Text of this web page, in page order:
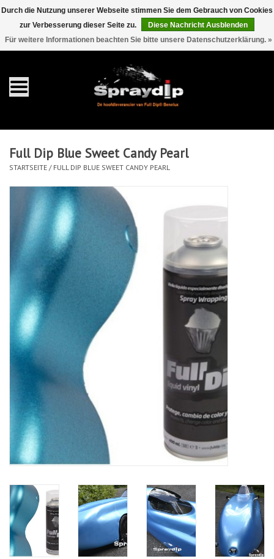
EUR 0 Artikel - €0,00
Gallonen
Sprays
Sets
Zubehör
Detaillierung
Full Dip Blue Sweet Candy Pearl
STARTSEITE / FULL DIP BLUE SWEET CANDY PEARL
Durch die Nutzung unserer Webseite stimmen Sie dem Gebrauch von Cookies
zur Verbesserung dieser Seite zu.
Diese Nachricht Ausblenden
Für weitere Informationen beachten Sie bitte unsere Datenschutzerklärung. »